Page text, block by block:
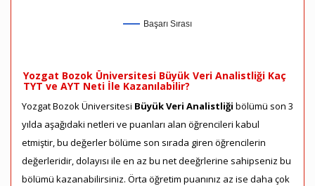
Başarı Sırası
Yozgat Bozok Üniversitesi Büyük Veri Analistliği Kaç
TYT ve AYT Neti İle Kazanılabilir?
Yozgat Bozok Üniversitesi Büyük Veri Analistliği bölümü son 3
yılda aşağıdaki netleri ve puanları alan öğrencileri kabul
etmiştir, bu değerler bölüme son sırada giren öğrencilerin
değerleridir, dolayısı ile en az bu net deeğrlerine sahipseniz bu
bölümü kazanabilirsiniz. Örta öğretim puanınız az ise daha çok